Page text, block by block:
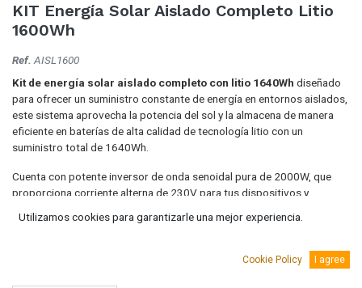
KIT Energía Solar Aislado Completo Litio
1600Wh
Ref. AISL1600
Kit de energía solar aislado completo con litio 1640Wh diseñado
para ofrecer un suministro constante de energía en entornos aislados,
este sistema aprovecha la potencia del sol y la almacena de manera
eficiente en baterías de alta calidad de tecnología litio con un
suministro total de 1640Wh.
Cuenta con potente inversor de onda senoidal pura de 2000W, que
proporciona corriente alterna de 230V para tus dispositivos y
Utilizamos cookies para garantizarle una mejor experiencia.
Cookie Policy I agree